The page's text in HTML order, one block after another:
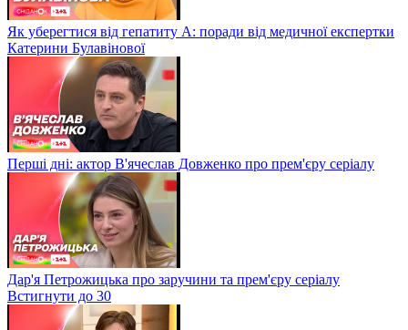
Як уберегтися від гепатиту А: поради від медичної експертки
Катерини Булавінової
Перші дні: актор В'ячеслав Довженко про прем'єру серіалу
Дар'я Петрожицька про заручини та прем'єру серіалу
Встигнути до 30